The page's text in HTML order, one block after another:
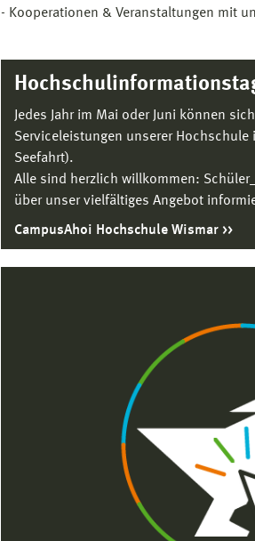
- Kooperationen & Veranstaltungen mit
Jedes Jahr im Mai oder Juni können
Serviceleistungen unserer
Seefahrt).
Alle sind herzlich willkommen:
über unser vielfältiges Angebot
CampusAhoi Hochschule Wismar